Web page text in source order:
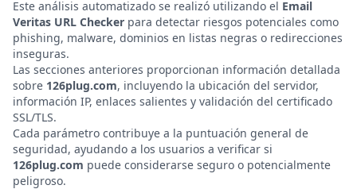
Este análisis automatizado se realizó utilizando el Email
Veritas URL Checker para detectar riesgos potenciales como
phishing, malware, dominios en listas negras o redirecciones
inseguras.
Las secciones anteriores proporcionan información detallada
sobre 126plug.com, incluyendo la ubicación del servidor,
información IP, enlaces salientes y validación del certificado
SSL/TLS.
Cada parámetro contribuye a la puntuación general de
seguridad, ayudando a los usuarios a verificar si
126plug.com puede considerarse seguro o potencialmente
peligroso.